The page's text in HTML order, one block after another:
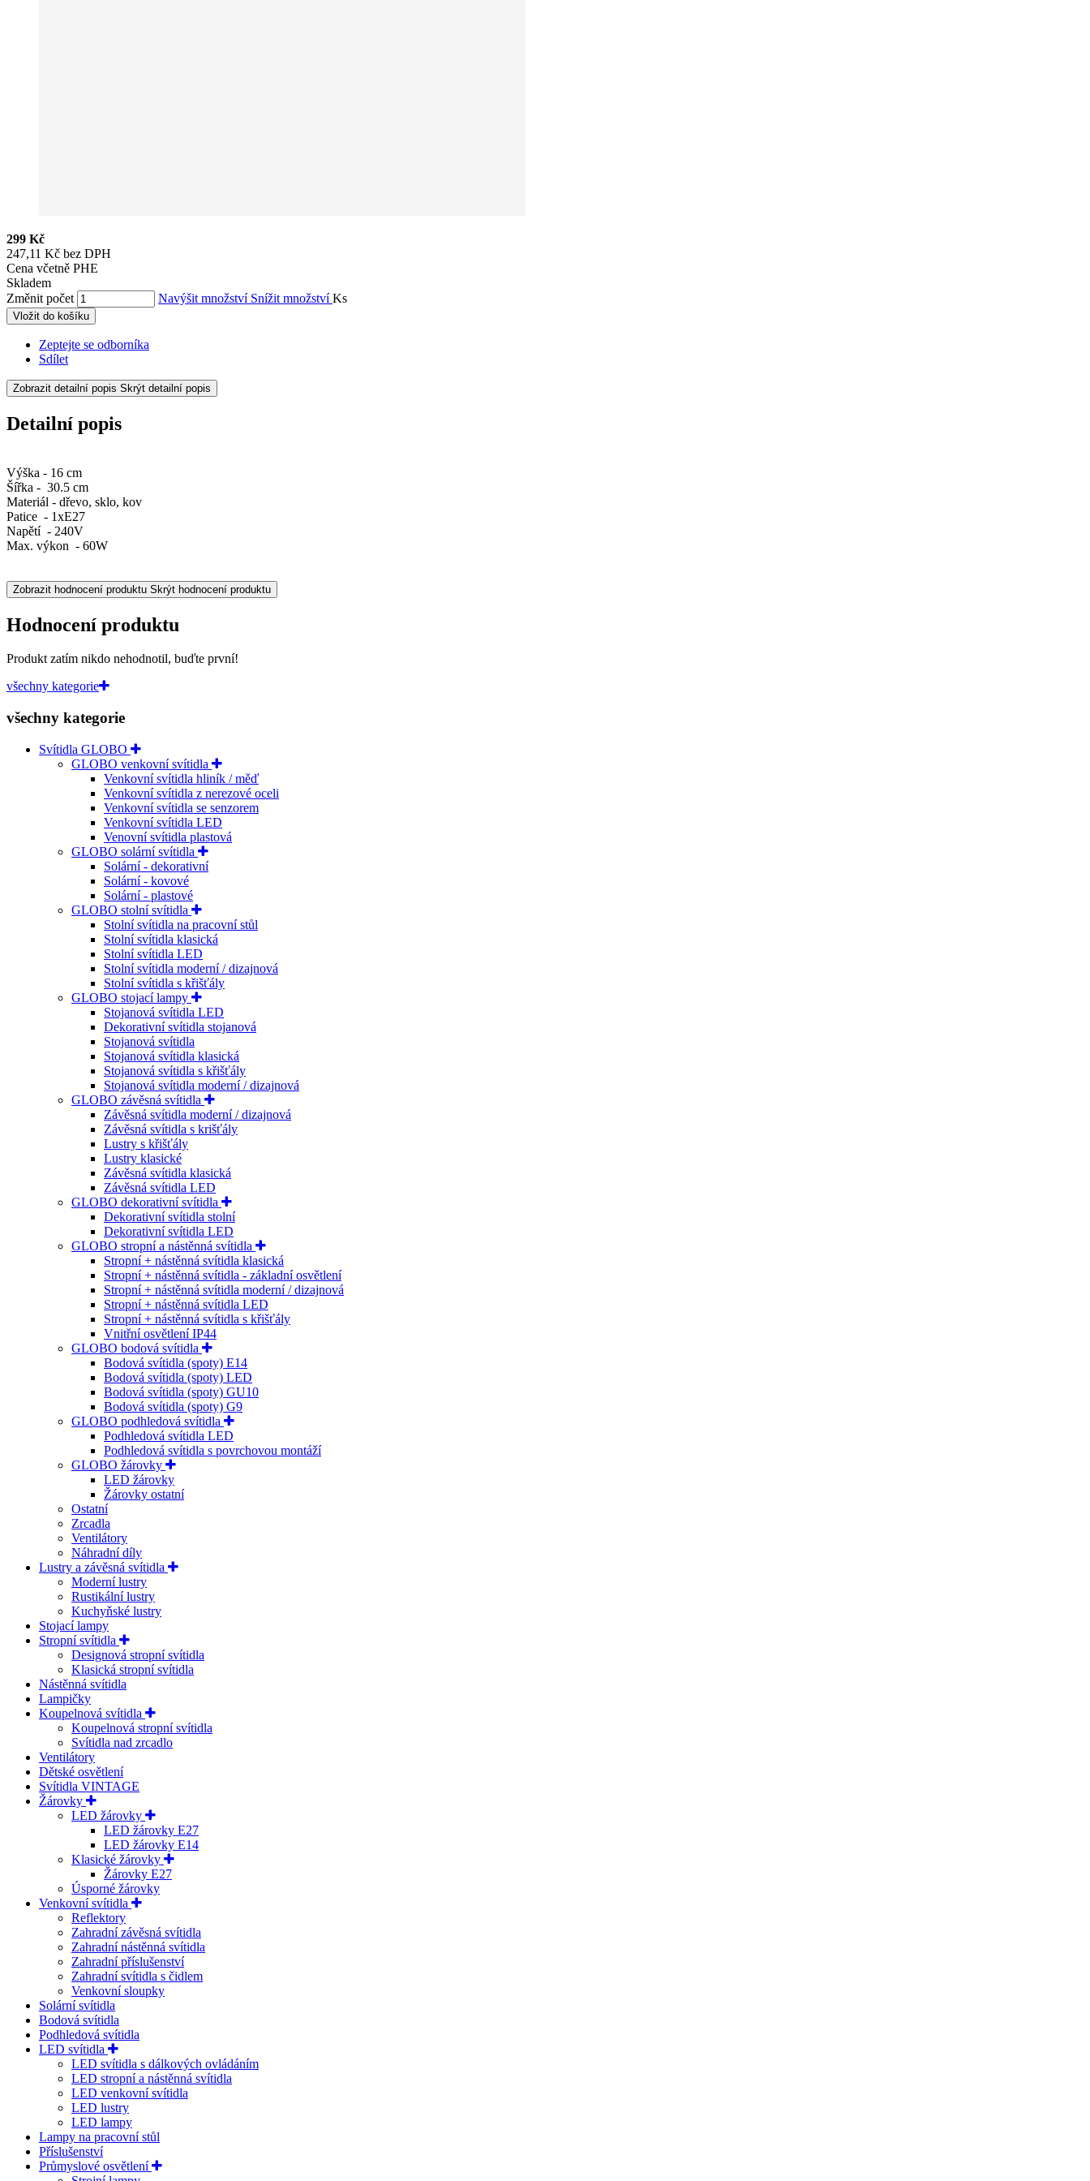
299 Kč
247,11 Kč bez DPH
Cena včetně PHE
Skladem
Změnit počet
Navýšit množství Snížit množstvíKs
Vložit do košíku
Zeptejte se odborníka
Sdílet
Zobrazit detailní popis Skrýt detailní popis
Detailní popis
Výška - 16 cm
Šířka - 30.5 cm
Materiál - dřevo, sklo, kov
Patice - 1xE27
Napětí - 240V
Max. výkon - 60W
Zobrazit hodnocení produktu Skrýt hodnocení produktu
Hodnocení produktu
Produkt zatím nikdo nehodnotil, buďte první!
všechny kategorie
všechny kategorie
Svítidla GLOBO
GLOBO venkovní svítidla
Venkovní svítidla hliník / měď
Venkovní svítidla z nerezové oceli
Venkovní svítidla se senzorem
Venkovní svítidla LED
Venovní svítidla plastová
GLOBO solární svítidla
Solární - dekorativní
Solární - kovové
Solární - plastové
GLOBO stolní svítidla
Stolní svítidla na pracovní stůl
Stolní svítidla klasická
Stolní svítidla LED
Stolní svítidla moderní / dizajnová
Stolní svítidla s křišťály
GLOBO stojací lampy
Stojanová svítidla LED
Dekorativní svítidla stojanová
Stojanová svítidla
Stojanová svítidla klasická
Stojanová svítidla s křišťály
Stojanová svítidla moderní / dizajnová
GLOBO závěsná svítidla
Závěsná svítidla moderní / dizajnová
Závěsná svítidla s krišťály
Lustry s křišťály
Lustry klasické
Závěsná svítidla klasická
Závěsná svítidla LED
GLOBO dekorativní svítidla
Dekorativní svítidla stolní
Dekorativní svítidla LED
GLOBO stropní a nástěnná svítidla
Stropní + nástěnná svítidla klasická
Stropní + nástěnná svítidla - základní osvětlení
Stropní + nástěnná svítidla moderní / dizajnová
Stropní + nástěnná svítidla LED
Stropní + nástěnná svítidla s křišťály
Vnitřní osvětlení IP44
GLOBO bodová svítidla
Bodová svítidla (spoty) E14
Bodová svítidla (spoty) LED
Bodová svítidla (spoty) GU10
Bodová svítidla (spoty) G9
GLOBO podhledová svítidla
Podhledová svítidla LED
Podhledová svítidla s povrchovou montáží
GLOBO žárovky
LED žárovky
Žárovky ostatní
Ostatní
Zrcadla
Ventilátory
Náhradní díly
Lustry a závěsná svítidla
Moderní lustry
Rustikální lustry
Kuchyňské lustry
Stojací lampy
Stropní svítidla
Designová stropní svítidla
Klasická stropní svítidla
Nástěnná svítidla
Lampičky
Koupelnová svítidla
Koupelnová stropní svítidla
Svítidla nad zrcadlo
Ventilátory
Dětské osvětlení
Svítidla VINTAGE
Žárovky
LED žárovky
LED žárovky E27
LED žárovky E14
Klasické žárovky
Žárovky E27
Úsporné žárovky
Venkovní svítidla
Reflektory
Zahradní závěsná svítidla
Zahradní nástěnná svítidla
Zahradní příslušenství
Zahradní svítidla s čidlem
Venkovní sloupky
Solární svítidla
Bodová svítidla
Podhledová svítidla
LED svítidla
LED svítidla s dálkových ovládáním
LED stropní a nástěnná svítidla
LED venkovní svítidla
LED lustry
LED lampy
Lampy na pracovní stůl
Příslušenství
Průmyslové osvětlení